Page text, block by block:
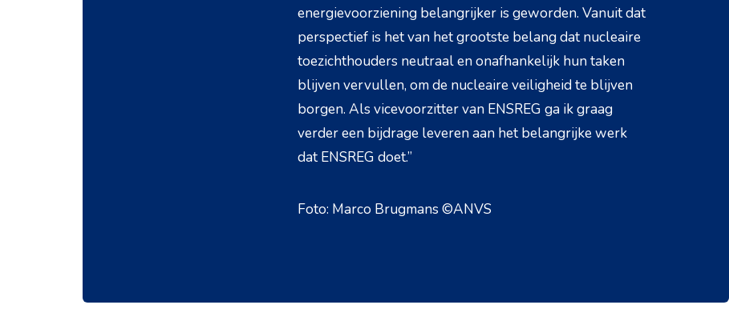
energievoorziening belangrijker is geworden. Vanuit dat
perspectief is het van het grootste belang dat nucleaire
toezichthouders neutraal en onafhankelijk hun taken
blijven vervullen, om de nucleaire veiligheid te blijven
borgen. Als vicevoorzitter van ENSREG ga ik graag
verder een bijdrage leveren aan het belangrijke werk
dat ENSREG doet.”
Foto: Marco Brugmans ©ANVS